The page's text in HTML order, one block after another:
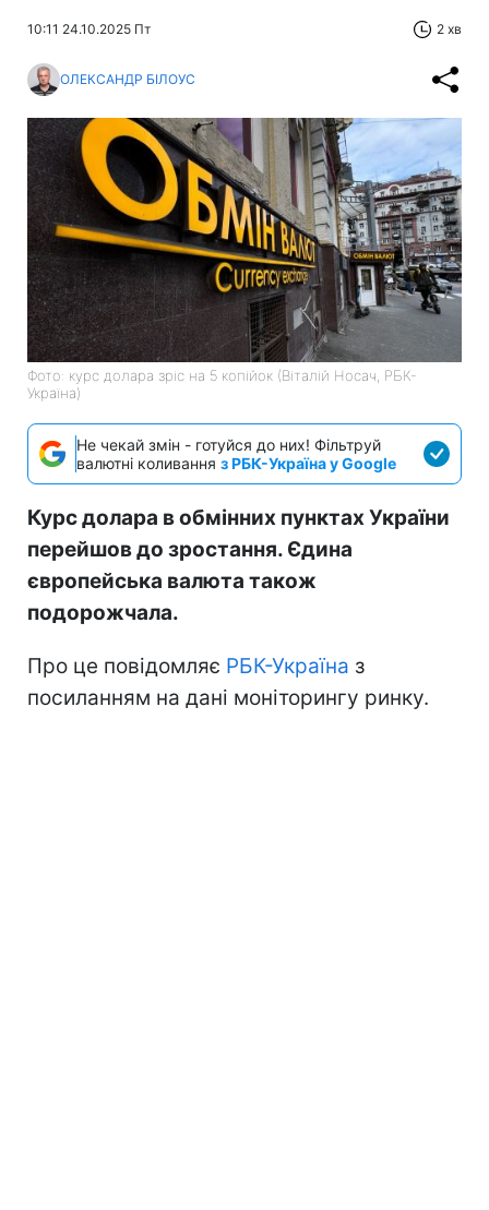
10:11 24.10.2025 Пт 2 хв
ОЛЕКСАНДР БІЛОУС
Фото: курс долара зріс на 5 копійок (Віталій Носач, РБК-
Україна)
Не чекай змін - готуйся до них! Фільтруй
валютні коливання з РБК-Україна у Google
Курс долара в обмінних пунктах України
перейшов до зростання. Єдина
європейська валюта також
подорожчала.
Про це повідомляє РБК-Україна з
посиланням на дані моніторингу ринку.